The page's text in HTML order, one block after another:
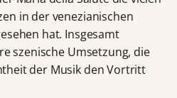
in der venezianischen
hat. Insgesamt
szenische Umsetzung, die
der Musik den Vortritt